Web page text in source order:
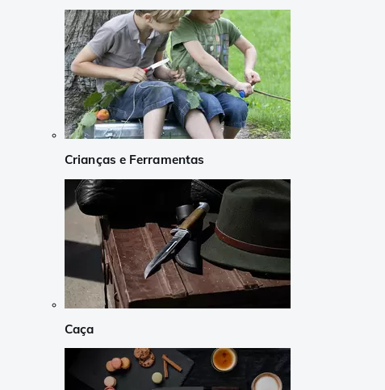
Crianças e Ferramentas
Caça